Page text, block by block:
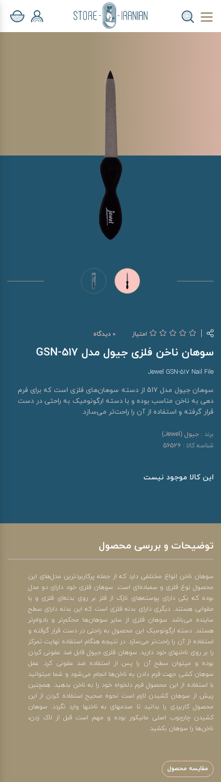
امتیاز 0 دیدگاه
سوهان ناخن فلزی جیول مدل GSN-517
Jewel GSN-517 Nail File
سوهان جیول مدل 517 از دسته سوهان‌های فلزی است که برای فرم
دهی به ناخن مناسب بوده و با دسته ارگونومیک به راحتی در دست
قرار گرفته و استفاده از آن را راحت‌تر می‌سازد.
برند : جیول (Jewel)
شناسه کالا : 56526
این کالا موجود نیست
توضیحات و بررسی محصول
سوهان ناخن انواع مختلفی دارد که از جمله پرکاربردترین مدل‌های این
محصول نوع فلزی و سمباده‌ای است. سوهان فلزی خود دارای دو مدل
بوده که یکی دارای پوسته‌های نازک از فلز بر روی بدنه‌ای فلزی و یا
مقوایی هستند. دیگری دارای بدنه فلزی است که این بدنه دارای سطح
ساینده می‌باشد. سوهان فلزی از سایر سوهان‌ها محکم‌تر و بادوام‌تر
هستند. دسته ارگونومیک این محصول به راحتی در دست قرار گرفته و
استفاده از آن را راحت‌تر می‌سازد. در نتیجه هنگام استفاده نهایت تمرکز
را بر روی ناخن‎های خود دارید. سوهان فلزی جیول قابل ضد عفونی کردن
بوده و می‎توان سطح آن را پس از استفاده ضد عفونی کرد. عمل
سوهان کشی جهت فرم دادن به ناخن‌ها انجام می‌‎شود و شما می‎توانید
با استفاده از این محصول فرم دلخواه خود را به ناخن بدهید. همچنین
پیش از سوهان کشیدن لازم است نحوه صحیح استفاده کردن از این
محصول کاربردی را بدانید تا صدمه‎ای به ناخن‎ها وارد نگردد. سوهان
کشیدن چارچوب اصلی مانیکور بوده و مهم است قبل از لاک زدن،
ناخن‌ها را سوهان بکشید.
مقایسه محصول